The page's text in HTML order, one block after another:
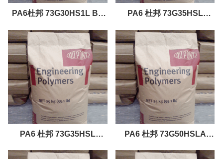
PA6杜邦 73G30HS1L BK
尼龙6工程塑料原料
PA6 杜邦 73G35HSL
BK262 15% 玻璃纤维增强材
料
PA6 杜邦 73G35HSL
BK262 注塑级
PA6 杜邦 73G50HSLA
BK41650% 玻璃纤维增强材